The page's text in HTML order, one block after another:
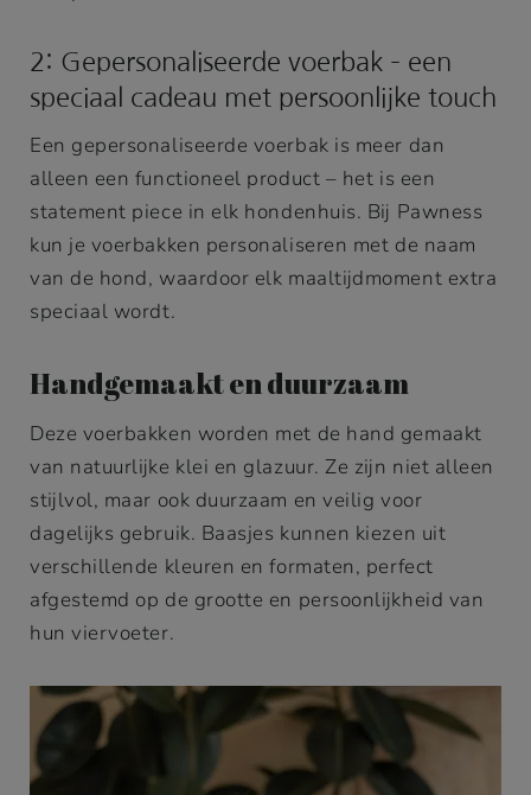
2: Gepersonaliseerde voerbak – een
speciaal cadeau met persoonlijke touch
Een gepersonaliseerde voerbak is meer dan
alleen een functioneel product – het is een
statement piece in elk hondenhuis. Bij Pawness
kun je voerbakken personaliseren met de naam
van de hond, waardoor elk maaltijdmoment extra
speciaal wordt.
Handgemaakt en duurzaam
Deze voerbakken worden met de hand gemaakt
van natuurlijke klei en glazuur. Ze zijn niet alleen
stijlvol, maar ook duurzaam en veilig voor
dagelijks gebruik. Baasjes kunnen kiezen uit
verschillende kleuren en formaten, perfect
afgestemd op de grootte en persoonlijkheid van
hun viervoeter.